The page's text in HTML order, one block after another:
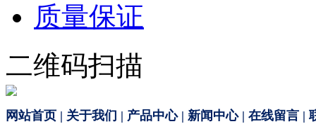
质量保证
二维码扫描
网站首页 | 关于我们 | 产品中心| 新闻中心| 在线留言 |